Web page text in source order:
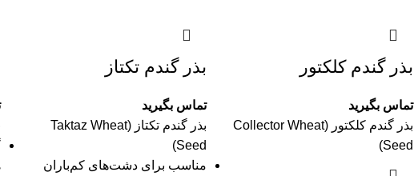
بذر گندم کلکتور
تماس بگیرید
بذر گندم کلکتور (Collector Wheat
Seed)
بذر گندم تکتاز
تماس بگیرید
بذر گندم تکتاز (Taktaz Wheat
Seed)
مناسب برای دشت‌های کم‌باران